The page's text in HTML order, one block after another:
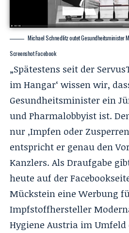
Michael Schnedlitz outet Gesundheitsminister
Screenshot Facebook
„Spätestens seit der
im Hangar‘ wissen wir,
Gesundheitsminister ein
und Pharmalobbyist ist.
nur ‚Impfen oder
entspricht er genau den
Kanzlers. Als Draufgabe
heute auf der
Mückstein eine Werbung
Impfstoffhersteller
Hygiene Austria im Umfeld